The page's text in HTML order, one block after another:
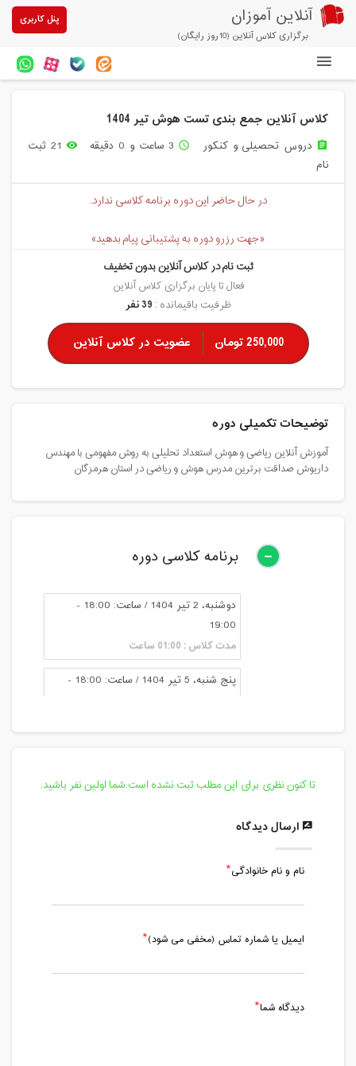
آنلاین آموزان
برگزاری کلاس آنلاین (10روز رایگان)
پنل کاربری
آزمون های آنلاین
درباره ما
کلاس آنلاین جمع بندی تست هوش تیر 1404
assignment دروس تحصیلی و کنکور access_time 3 ساعت و 0 دقیقه remove_red_eye
21 ثبت
نام
در حال حاضر این دوره برنامه کلاسی ندارد.
«جهت رزرو دوره به پشتیبانی پیام بدهید»
ثبت نام در کلاس آنلاین بدون تخفیف
فعال تا پایان برگزاری کلاس آنلاین
ظرفیت باقیمانده : 39 نفر
250,000 تومان عضویت در کلاس آنلاین
توضیحات تکمیلی دوره
آموزش آنلاین ریاضی و هوش استعداد تحلیلی به روش مفهومی با مهندس
داریوش صداقت برترین مدرس هوش و ریاضی در استان هرمزگان
برنامه کلاسی دوره
دوشنبه، 2 تیر 1404 / ساعت: 18:00 -
19:00
مدت کلاس : 01:00 ساعت
پنج شنبه، 5 تیر 1404 / ساعت: 18:00 -
مدت کلاس : 01:00 ساعت
تا کنون نظری برای این مطلب ثبت نشده است.شما اولین نفر باشید.
ارسال دیدگاه
نام و نام خانوادگی
ایمیل یا شماره تماس (مخفی می شود)
دیدگاه شما